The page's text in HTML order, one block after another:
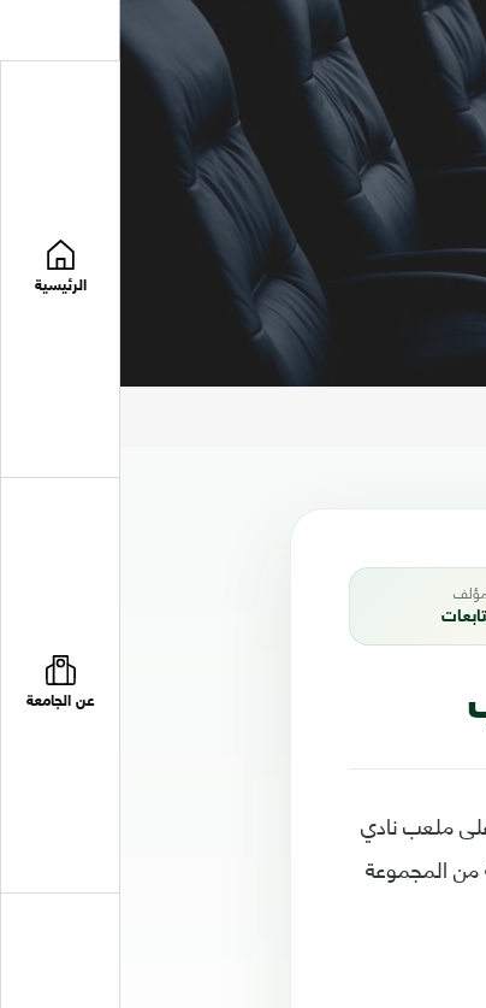
الرئيسية
عن الجامعة
المباراة التي جرت على ملعب نادي
المجموعة